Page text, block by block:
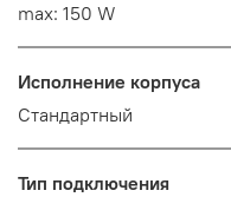
max: 150 W
Исполнение корпуса
Стандартный
Тип подключения